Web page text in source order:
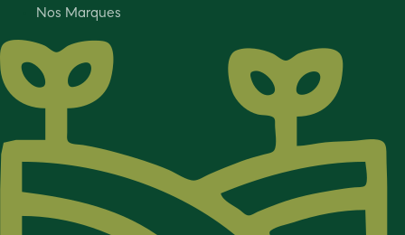
Nos Marques